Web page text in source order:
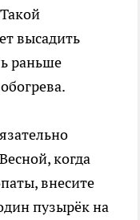
высадить
раньше
когда
внесите
пузырёк на